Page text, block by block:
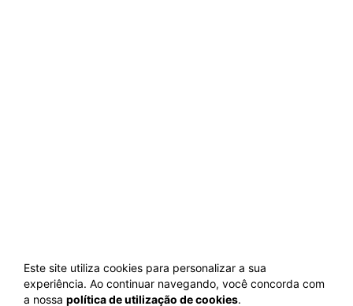
Este site utiliza cookies para personalizar a sua
experiência. Ao continuar navegando, você concorda com
a nossa política de utilização de cookies.